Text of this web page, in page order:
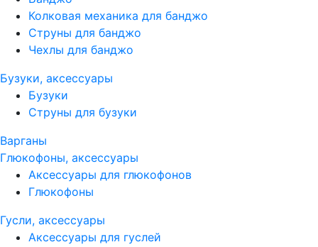
Колковая механика для банджо
Струны для банджо
Чехлы для банджо
Бузуки, аксессуары
Бузуки
Струны для бузуки
Варганы
Глюкофоны, аксессуары
Аксессуары для глюкофонов
Глюкофоны
Гусли, аксессуары
Аксессуары для гуслей